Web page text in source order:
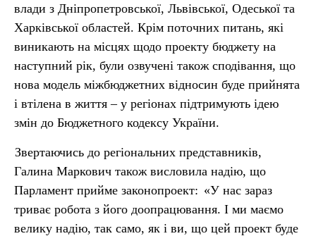
влади з Дніпропетровської, Львівської, Одеської та
Харківської областей. Крім поточних питань, які
виникають на місцях щодо проекту бюджету на
наступний рік, були озвучені також сподівання, що
нова модель міжбюджетних відносин буде прийнята
і втілена в життя – у регіонах підтримують ідею
змін до Бюджетного кодексу України.
Звертаючись до регіональних представників,
Галина Маркович також висловила надію, що
Парламент прийме законопроект: «У нас зараз
триває робота з його доопрацювання. І ми маємо
велику надію, так само, як і ви, що цей проект буде